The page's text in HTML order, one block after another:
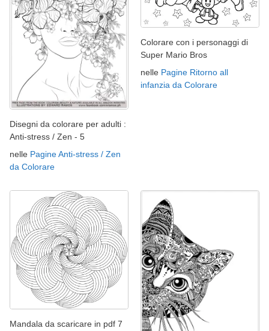
Disegni da colorare per adulti :
Anti-stress / Zen - 5
nelle Pagine Anti-stress / Zen
da Colorare
Colorare con i personaggi di
Super Mario Bros
nelle Pagine Ritorno all
infanzia da Colorare
Mandala da scaricare in pdf 7